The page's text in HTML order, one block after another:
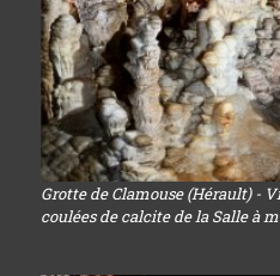
Grotte de Clamouse (Hérault) -
coulées de calcite de la Salle à